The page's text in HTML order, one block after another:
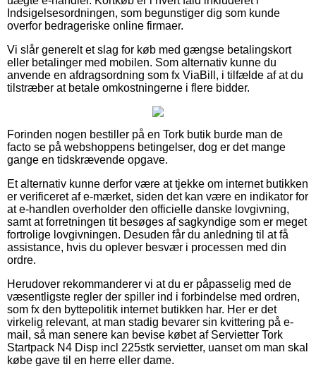
Indsigelsesordningen, som begunstiger dig som kunde
overfor bedrageriske online firmaer.
Vi slår generelt et slag for køb med gængse betalingskort
eller betalinger med mobilen. Som alternativ kunne du
anvende en afdragsordning som fx ViaBill, i tilfælde af at du
tilstræber at betale omkostningerne i flere bidder.
Forinden nogen bestiller på en Tork butik burde man de
facto se på webshoppens betingelser, dog er det mange
gange en tidskrævende opgave.
Et alternativ kunne derfor være at tjekke om internet butikken
er verificeret af e-mærket, siden det kan være en indikator for
at e-handlen overholder den officielle danske lovgivning,
samt at forretningen tit besøges af sagkyndige som er meget
fortrolige lovgivningen. Desuden får du anledning til at få
assistance, hvis du oplever besvær i processen med din
ordre.
Herudover rekommanderer vi at du er påpasselig med de
væsentligste regler der spiller ind i forbindelse med ordren,
som fx den byttepolitik internet butikken har. Her er det
virkelig relevant, at man stadig bevarer sin kvittering på e-
mail, så man senere kan bevise købet af Servietter Tork
Startpack N4 Disp incl 225stk servietter, uanset om man skal
købe gave til en herre eller dame.